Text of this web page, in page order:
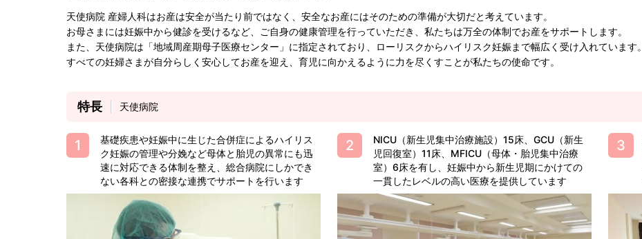
天使病院 産婦人科はお産は安全が当たり前ではなく、安全なお産にはそのための準備が大切だと考えています。
お母さまには妊娠中から健診を受けるなど、ご自身の健康管理を行っていただき、私たちは万全の体制でお産をサポートします。
また、天使病院は「地域周産期母子医療センター」に指定されており、ローリスクからハイリスク妊娠まで幅広く受け入れています。
すべての妊婦さまが自分らしく安心してお産を迎え、育児に向かえるように力を尽くすことが私たちの使命です。
特長 天使病院
基礎疾患や妊娠中に生じた合併症によるハイリス
ク妊娠の管理や分娩など母体と胎児の異常にも迅
速に対応できる体制を整え、総合病院にしかでき
ない各科との密接な連携でサポートを行います
NICU（新生児集中治療施設）15床、GCU（新生
児回復室）11床、MFICU（母体・胎児集中治療
室）6床を有し、妊娠中から新生児期にかけての
一貫したレベルの高い医療を提供しています